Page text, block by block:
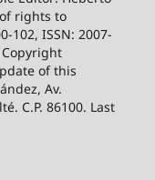
rights to
102, ISSN: 2007-
of this
Av.
C.P. 86100. Last